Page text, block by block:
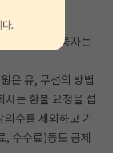
체결한 이용자는
은 유, 무선의 방법
는 환불 요청을 접
수를 제외하고 기
, 수수료)등도 공제